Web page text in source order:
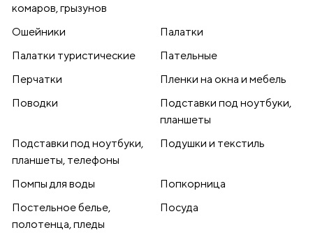
комаров, грызунов
Ошейники
Палатки
Палатки туристические
Пательные
Перчатки
Пленки на окна и мебель
Поводки
Подставки под ноутбуки,
планшеты
Подставки под ноутбуки,
планшеты, телефоны
Подушки и текстиль
Помпы для воды
Попкорница
Постельное белье,
полотенца, пледы
Посуда